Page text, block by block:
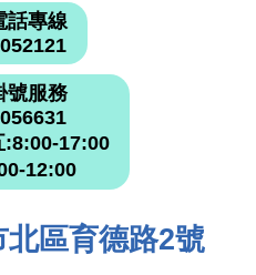
話專線
號服務
:8:00-17:00
12:00
區育德路2號